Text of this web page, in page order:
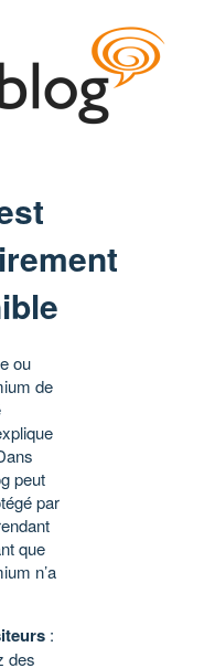
ou
de
peut
par
que
n’a
:
des